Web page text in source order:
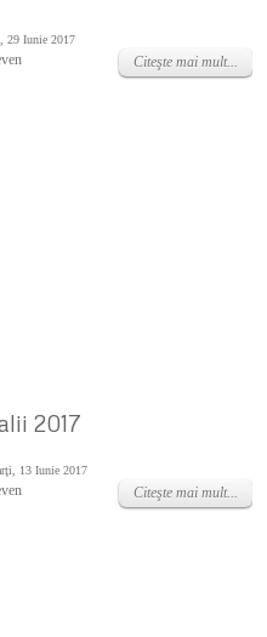
29 Iunie 2017
Citeşte mai mult...
2017
13 Iunie 2017
Citeşte mai mult...